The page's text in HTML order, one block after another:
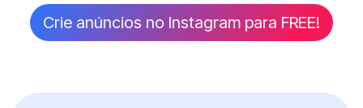
Crie anúncios no Instagram para FREE!